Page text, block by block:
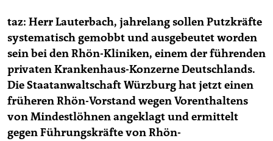
abo
genossenschaft
epaper login
taz: Herr Lauterbach, jahrelang sollen Putzkräfte
systematisch gemobbt und ausgebeutet worden
sein bei den Rhön-Kliniken, einem der führenden
privaten Krankenhaus-Konzerne Deutschlands.
Die Staatanwaltschaft Würzburg hat jetzt einen
früheren Rhön-Vorstand wegen Vorenthaltens
von Mindestlöhnen angeklagt und ermittelt
gegen Führungskräfte von Rhön-